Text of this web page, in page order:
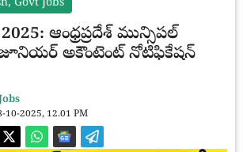
,Govt Jobs
ఆంధ్రప్రదేశ్ మున్సిపల్
అకౌంటెంట్ నోటిఫికేషన్
10-2025, 12.01 PM